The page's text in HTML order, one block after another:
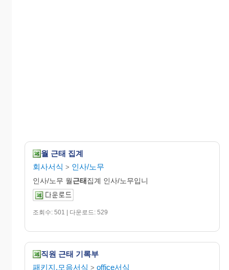
월 근태 집계
회사서식 > 인사/노무
인사/노무 월근태집계 인사/노무입니
조회수: 501 | 다운로드: 529
직원 근태 기록부
패키지.모음서식 > office서식